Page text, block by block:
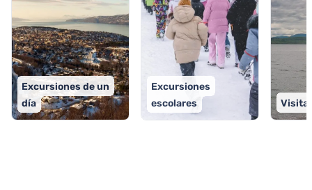
Excursiones de un
día
Excursiones
escolares